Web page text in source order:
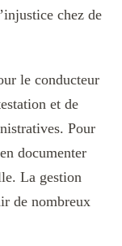
chez de
le conducteur
et de
Pour
documenter
La gestion
de nombreux